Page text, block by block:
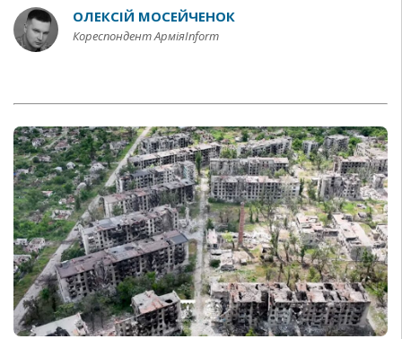
ОЛЕКСІЙ МОСЕЙЧЕНОК
Кореспондент АрміяInform